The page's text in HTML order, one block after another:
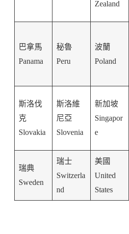
Zealand
巴拿馬
Panama
秘魯
Peru
波蘭
Poland
斯洛伐
克
Slovakia
斯洛維
尼亞
Slovenia
新加坡
Singapor
e
瑞典
Sweden
瑞士
Switzerla
nd
美國
United
States